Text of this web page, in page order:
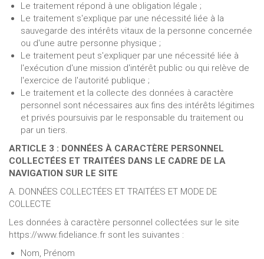
Le traitement répond à une obligation légale ;
Le traitement s'explique par une nécessité liée à la
sauvegarde des intérêts vitaux de la personne concernée
ou d'une autre personne physique ;
Le traitement peut s'expliquer par une nécessité liée à
l'exécution d'une mission d'intérêt public ou qui relève de
l'exercice de l'autorité publique ;
Le traitement et la collecte des données à caractère
personnel sont nécessaires aux fins des intérêts légitimes
et privés poursuivis par le responsable du traitement ou
par un tiers.
ARTICLE 3 : DONNÉES À CARACTÈRE PERSONNEL
COLLECTÉES ET TRAITÉES DANS LE CADRE DE LA
NAVIGATION SUR LE SITE
A. DONNÉES COLLECTÉES ET TRAITÉES ET MODE DE
COLLECTE
Les données à caractère personnel collectées sur le site
https://www.fideliance.fr sont les suivantes :
Nom, Prénom